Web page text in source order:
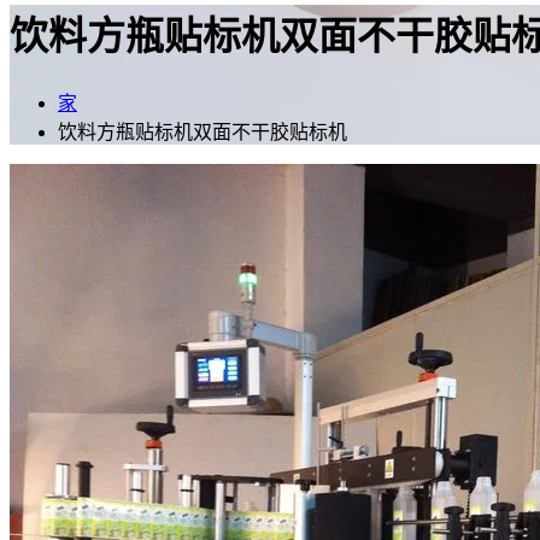
饮料方瓶贴标机双面不干胶贴
家
饮料方瓶贴标机双面不干胶贴标机